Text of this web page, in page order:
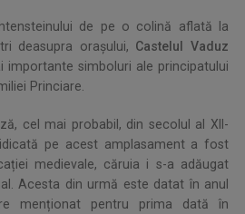
de pe o colină aflată la
deasupra orașului, Castelul Vaduz
importante simboluri ale principatului
Princiare.
cel mai probabil, din secolul al XII-
pe acest amplasament a fost
medievale, căruia i s-a adăugat
Acesta din urmă este datat în anul
menționat pentru prima dată în